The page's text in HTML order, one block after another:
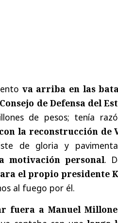
va arriba en las
de Defensa del
de pesos; tenía
la reconstrucción de
de gloria y
motivación personal.
el propio presidente
al fuego por él.
fuera a Manuel